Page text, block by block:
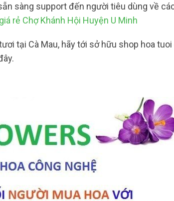
sàng support đến người tiêu dùng về
rẻ Chợ Khánh Hội Huyện U Minh
tại Cà Mau, hãy tới sở hữu shop hoa